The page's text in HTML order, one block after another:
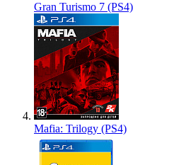
Gran Turismo 7 (PS4)
Mafia: Trilogy (PS4)